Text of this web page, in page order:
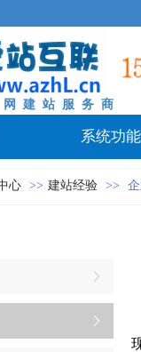
建 站 服 务 商
系统功能
心 >> 建站经验 >>